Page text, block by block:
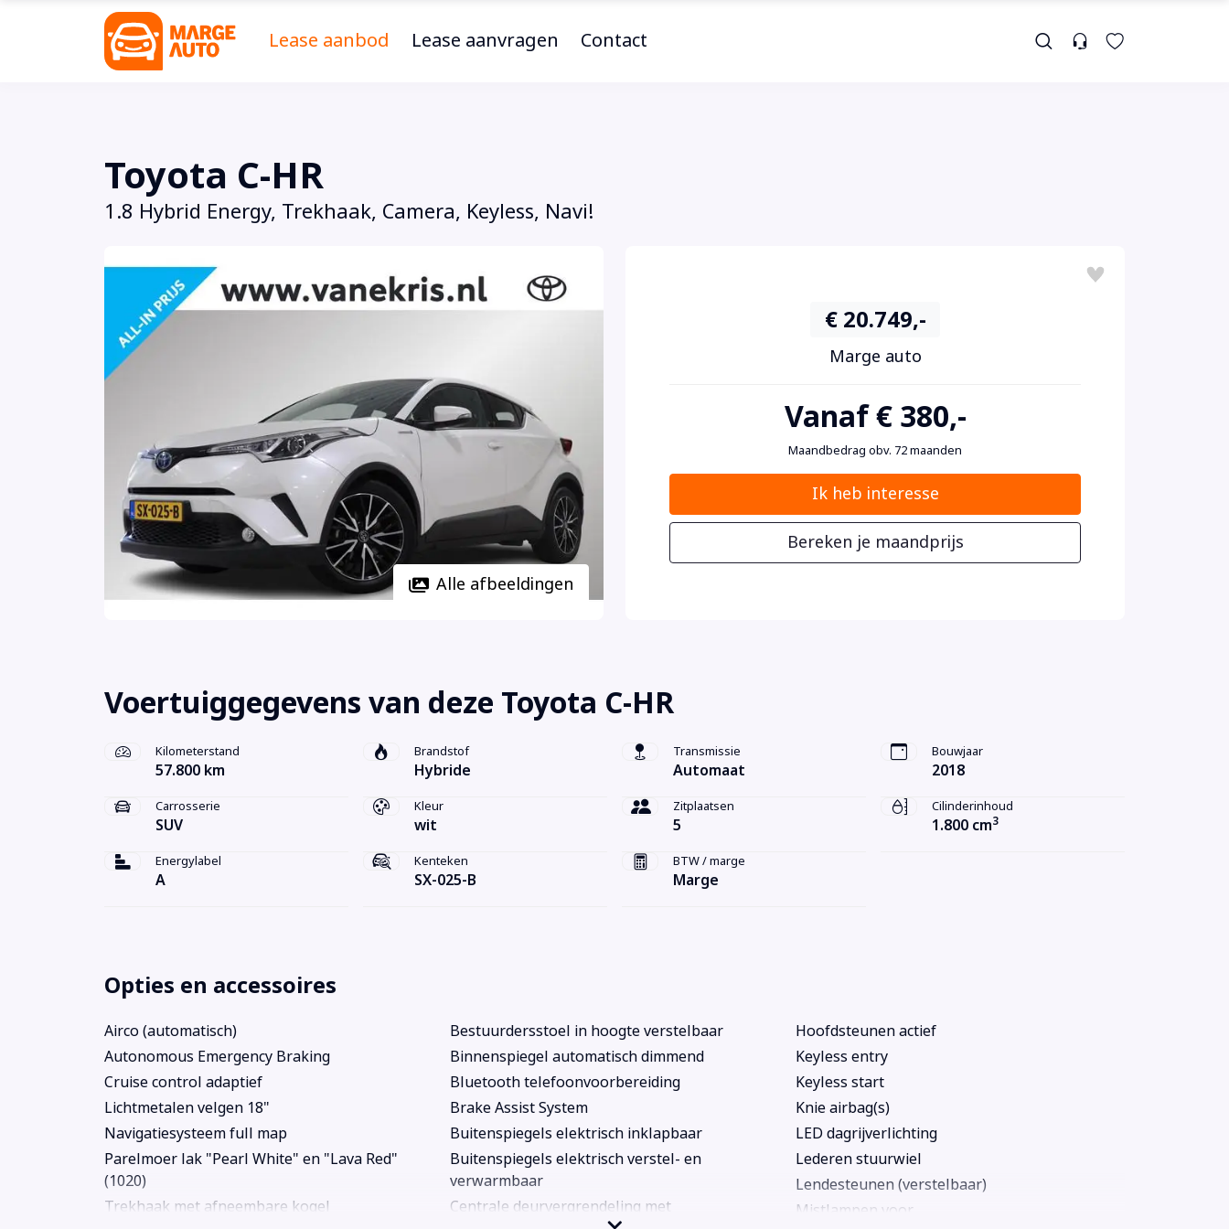
Lease aanbod Lease aanvragen Contact
Toyota C-HR
1.8 Hybrid Energy, Trekhaak, Camera, Keyless, Navi!
Alle afbeeldingen
€ 20.749,-
Marge auto
Vanaf € 380,-
Maandbedrag obv. 72 maanden
Ik heb interesse
Bereken je maandprijs
Voertuiggegevens van deze Toyota C-HR
Kilometerstand
57.800 km
Brandstof
Hybride
Transmissie
Automaat
Bouwjaar
2018
Carrosserie
SUV
Kleur
wit
Zitplaatsen
5
Cilinderinhoud
1.800 cm3
Energylabel
A
Kenteken
SX-025-B
BTW / marge
Marge
Opties en accessoires
Airco (automatisch)
Autonomous Emergency Braking
Cruise control adaptief
Lichtmetalen velgen 18"
Navigatiesysteem full map
Parelmoer lak "Pearl White" en "Lava Red"
(1020)
Trekhaak met afneembare kogel
Bestuurdersstoel in hoogte verstelbaar
Binnenspiegel automatisch dimmend
Bluetooth telefoonvoorbereiding
Brake Assist System
Buitenspiegels elektrisch inklapbaar
Buitenspiegels elektrisch verstel- en
verwarmbaar
Centrale deurvergrendeling met
Hoofdsteunen actief
Keyless entry
Keyless start
Knie airbag(s)
LED dagrijverlichting
Lederen stuurwiel
Lendesteunen (verstelbaar)
Mistlampen voor